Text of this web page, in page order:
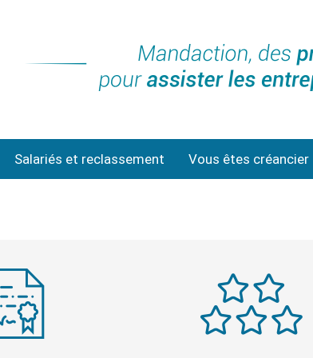
Salariés et reclassement Vous êtes créancier